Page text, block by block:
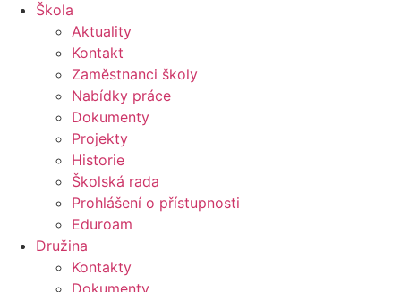
Škola
Aktuality
Kontakt
Zaměstnanci školy
Nabídky práce
Dokumenty
Projekty
Historie
Školská rada
Prohlášení o přístupnosti
Eduroam
Družina
Kontakty
Dokumenty